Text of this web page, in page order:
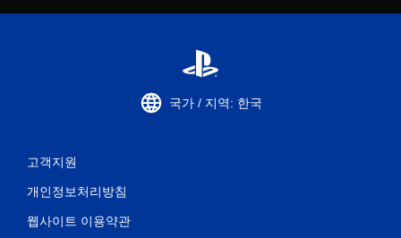
국가 / 지역: 한국
고객지원
개인정보처리방침
웹사이트 이용약관